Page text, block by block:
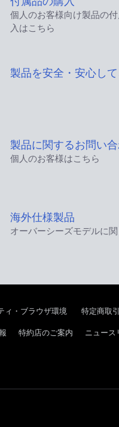
個人のお客様向け製品の
入はこちら
製品を安全・安心し
製品に関するお問い
個人のお客様はこちら
海外仕様製品
オーバーシーズモデルに
ィ・ブラウザ環境 特定商取
特約店のご案内 ニュース